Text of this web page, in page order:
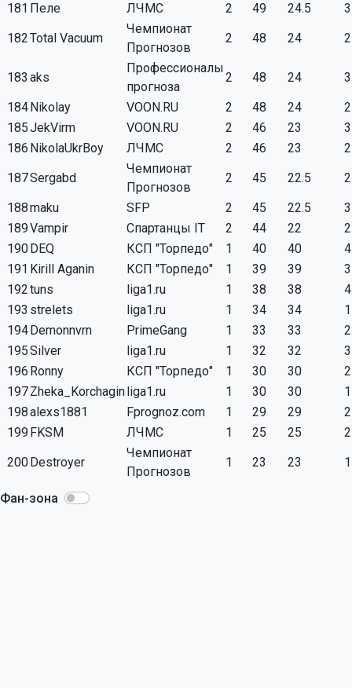
181 Пеле ЛЧМС 2 49 24.5
3
182Total Vacuum
Чемпионат
Прогнозов
2 48 24 2
183 aks
Профессионалы
прогноза
2 48 24
3
184Nikolay VOON.RU 2 48 24
2
185JekVirm VOON.RU 2 46 23
3
186 NikolaUkrBoy ЛЧМС 2 46 23
2
187Sergabd
Чемпионат
Прогнозов
2 45 22.5
2
188maku SFP 2 45 22.5
3
189Vampir Спартанцы IT 2 44 22
2
190DEQ КСП "Торпедо" 1 40 40
4
191 Kirill Aganin КСП "Торпедо" 1 39 39
3
192tuns liga1.ru 1 38 38
4
193 strelets liga1.ru 1 34 34
1
194Demonnvrn PrimeGang 1 33 33
2
195Silver liga1.ru 1 32 32
3
196 Ronny КСП "Торпедо" 1 30 30
2
197Zheka_Korchaginliga1.ru 1 30 30
1
198alexs1881 Fprognoz.com 1 29 29
2
199FKSM ЛЧМС 1 25 25
2
200Destroyer
Чемпионат
Прогнозов
1 23 23 1
Фан-зона